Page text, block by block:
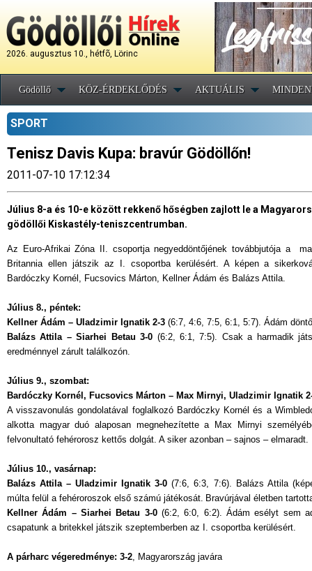
2026. augusztus 10., hétfõ, Lörinc
Gödöllő KÖZ-ÉRDEKLŐDÉS AKTUÁLIS
SPORT
Tenisz Davis Kupa: bravúr Gödöllőn!
2011-07-10 17:12:34
Július 8-a és 10-e között rekkenő hőségben zajlott le a
gödöllői Kiskastély-teniszcentrumban.
Az Euro-Afrikai Zóna II. csoportja negyeddöntőjének továbbjutója a
Britannia ellen játszik az I. csoportba kerülésért. A képen a
Bardóczky Kornél, Fucsovics Márton, Kellner Ádám és Balázs Attila.
Július 8., péntek:
Kellner Ádám – Uladzimir Ignatik 2-3 (6:7, 4:6, 7:5, 6:1, 5:7). Ádám
Balázs Attila – Siarhei Betau 3-0 (6:2, 6:1, 7:5). Csak a harmadik
eredménnyel zárult találkozón.
Július 9., szombat:
Bardóczky Kornél, Fucsovics Márton – Max Mirnyi, Uladzimir Ignatik
A visszavonulás gondolatával foglalkozó Bardóczky Kornél és a
alkotta magyar duó alaposan megnehezítette a Max Mirnyi
felvonultató fehérorosz kettős dolgát. A siker azonban – sajnos – elmaradt.
Július 10., vasárnap:
Balázs Attila – Uladzimir Ignatik 3-0(7:6, 6:3, 7:6). Balázs Attila
múlta felül a fehéroroszok első számú játékosát. Bravúrjával életben
Kellner Ádám – Siarhei Betau 3-0 (6:2, 6:0, 6:2). Ádám esélyt sem
csapatunk a britekkel játszik szeptemberben az I. csoportba kerülésért.
A párharc végeredménye: 3-2, Magyarország javára